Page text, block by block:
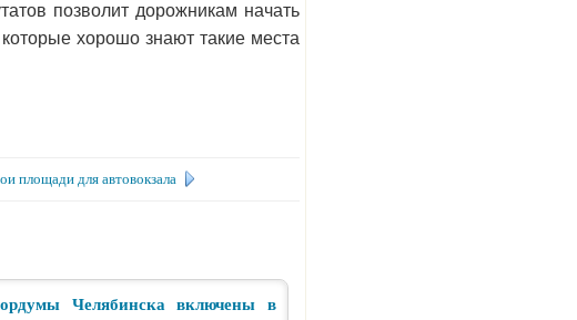
позволит дорожникам начать
хорошо знают такие места
площади для автовокзала
Челябинска включены в